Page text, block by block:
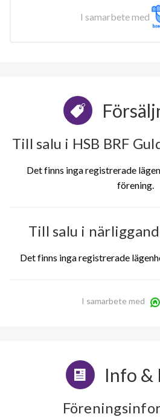
I samarbete med
Till salu i HSB BRF
Det finns inga registrerade
förening.
Till salu i
Det finns inga registrerade
I samarbete med
Info &